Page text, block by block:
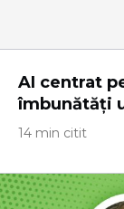
AI centrat
îmbunătăți
14 min citit